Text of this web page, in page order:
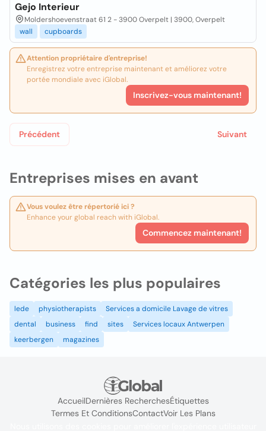
Entreprises mises en avant
Vous voulez être répertorié ici ?
Enhance your global reach with iGlobal.
Commencez maintenant!
Gejo Interieur
Moldershoevenstraat 61 2 - 3900 Overpelt | 3900, Overpelt
wall
cupboards
Attention propriétaire d'entreprise!
Enregistrez votre entreprise maintenant et améliorez votre
portée mondiale avec iGlobal.
Inscrivez-vous maintenant!
Précédent Suivant
Catégories les plus populaires
lede physiotherapists
Services a domicile Lavage de vitres
dental
business find sites
Services locaux Antwerpen
keerbergen
magazines
AccueilDernières RecherchesÉtiquettes
Termes Et ConditionsContactVoir Les Plans